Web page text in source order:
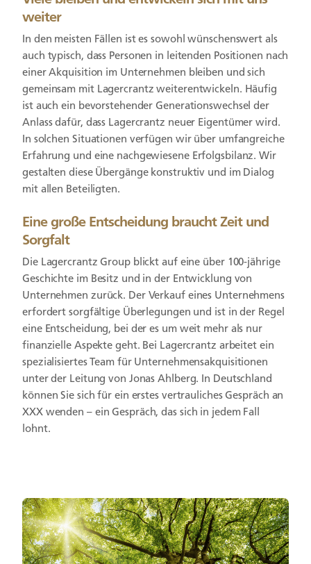
weiter
In den meisten Fällen ist es sowohl wünschenswert als
auch typisch, dass Personen in leitenden Positionen nach
einer Akquisition im Unternehmen bleiben und sich
gemeinsam mit Lagercrantz weiterentwickeln. Häufig
ist auch ein bevorstehender Generationswechsel der
Anlass dafür, dass Lagercrantz neuer Eigentümer wird.
In solchen Situationen verfügen wir über umfangreiche
Erfahrung und eine nachgewiesene Erfolgsbilanz. Wir
gestalten diese Übergänge konstruktiv und im Dialog
mit allen Beteiligten.
Eine große Entscheidung braucht Zeit und
Sorgfalt
Die Lagercrantz Group blickt auf eine über 100-jährige
Geschichte im Besitz und in der Entwicklung von
Unternehmen zurück. Der Verkauf eines Unternehmens
erfordert sorgfältige Überlegungen und ist in der Regel
eine Entscheidung, bei der es um weit mehr als nur
finanzielle Aspekte geht. Bei Lagercrantz arbeitet ein
spezialisiertes Team für Unternehmensakquisitionen
unter der Leitung von Jonas Ahlberg. In Deutschland
können Sie sich für ein erstes vertrauliches Gespräch an
XXX wenden – ein Gespräch, das sich in jedem Fall
lohnt.